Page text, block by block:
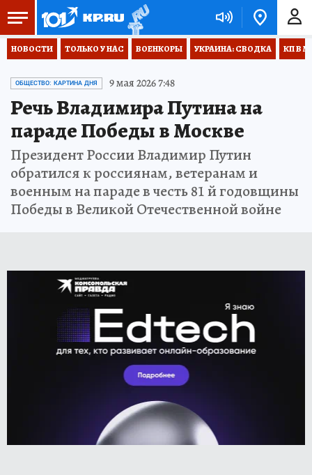
НОВОСТИ ТОЛЬКО У НАС ВОЕНКОРЫ УКРАИНА: СВОДКА КП В
ОБЩЕСТВО: КАРТИНА ДНЯ 9 мая 2026 7:48
Речь Владимира Путина на
параде Победы в Москве
Президент России Владимир Путин
обратился к россиянам, ветеранам и
военным на параде в честь 81 й годовщины
Победы в Великой Отечественной войне